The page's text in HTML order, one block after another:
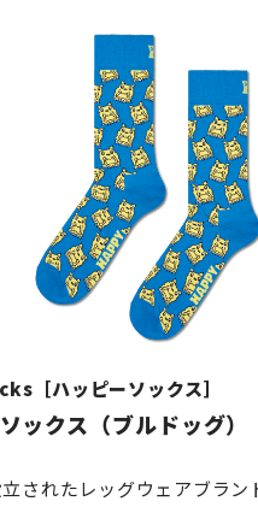
［ハッピーソックス］
ックス（ブルドッグ）
されたレッグウェアブラン